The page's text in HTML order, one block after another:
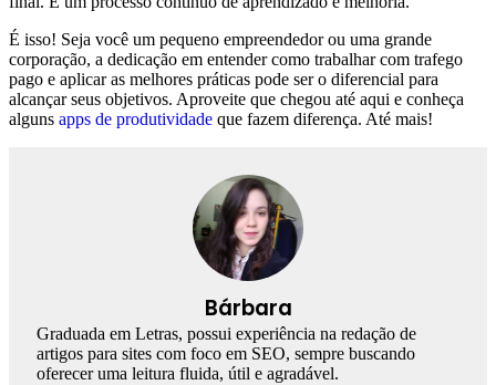
É isso! Seja você um pequeno empreendedor ou uma grande
corporação, a dedicação em entender como trabalhar com trafego
pago e aplicar as melhores práticas pode ser o diferencial para
alcançar seus objetivos. Aproveite que chegou até aqui e conheça
alguns apps de produtividade que fazem diferença. Até mais!
Bárbara
Graduada em Letras, possui experiência na redação de
artigos para sites com foco em SEO, sempre buscando
oferecer uma leitura fluida, útil e agradável.